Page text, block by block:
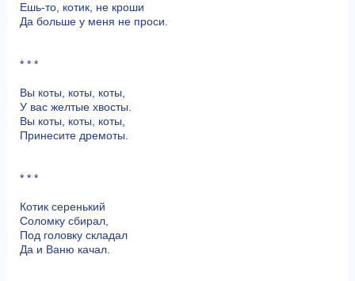
Ешь-то, котик, не кроши
Да больше у меня не проси.
* * *
Вы коты, коты, коты,
У вас желтые хвосты.
Вы коты, коты, коты,
Принесите дремоты.
* * *
Котик серенький
Соломку сбирал,
Под головку складал
Да и Ваню качал.